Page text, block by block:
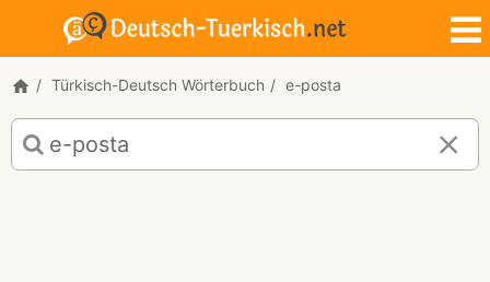
Türkisch-Deutsch Wörterbuch e-posta
Türkisch-
Deutsch
Übersetzung